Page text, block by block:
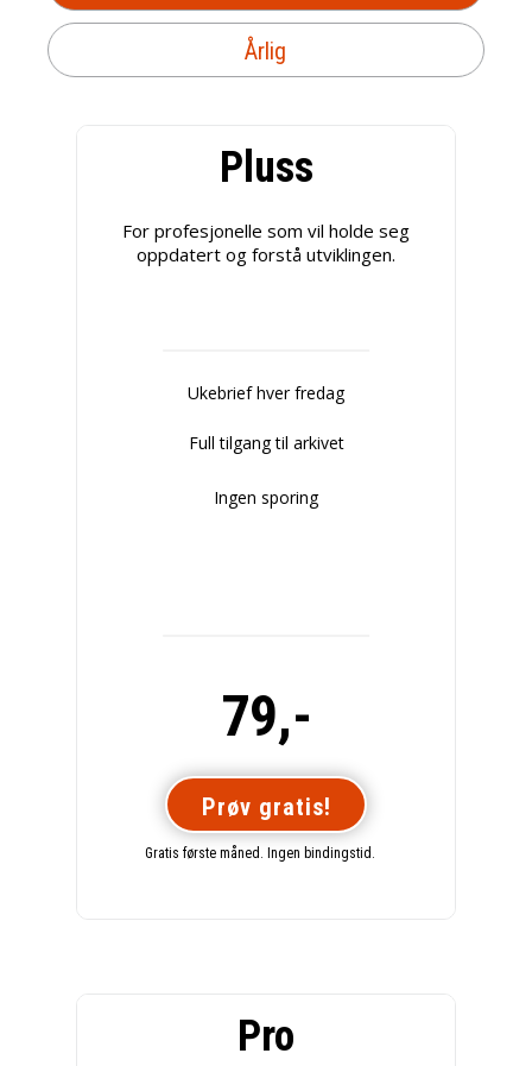
Årlig
Pluss
For profesjonelle som vil holde seg
oppdatert og forstå utviklingen.
Ukebrief hver fredag
Full tilgang til arkivet
Ingen sporing
79,-
Prøv gratis!
Gratis første måned. Ingen bindingstid.
Pro